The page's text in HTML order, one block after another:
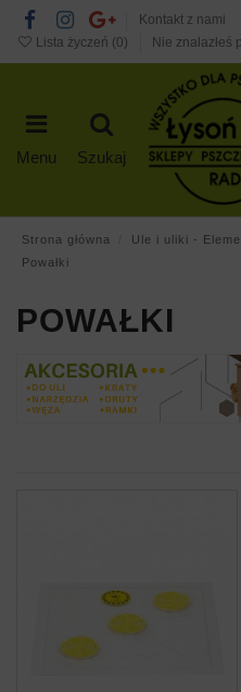
Kontakt z nami
Lista życzeń (0) Nie znalazłeś
Menu Szukaj
Strona główna Ule i uliki -
Powałki
POWAŁKI